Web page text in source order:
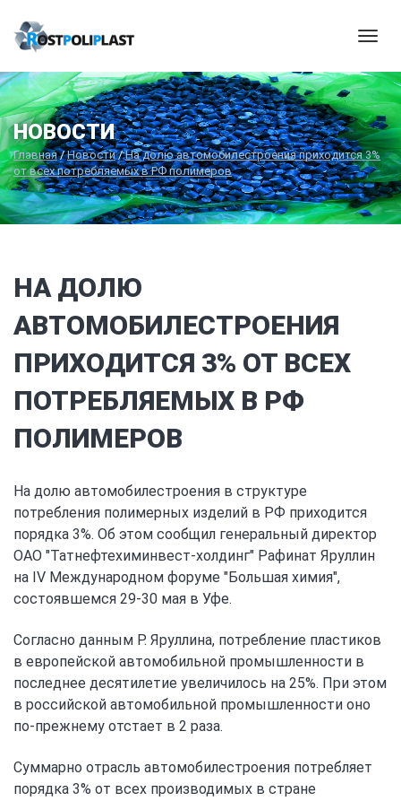
НОВОСТИ
Главная/Новости/На долю автомобилестроения приходится 3%
от всех потребляемых в РФ полимеров
НА ДОЛЮ
АВТОМОБИЛЕСТРОЕНИЯ
ПРИХОДИТСЯ 3% ОТ ВСЕХ
ПОТРЕБЛЯЕМЫХ В РФ
ПОЛИМЕРОВ
На долю автомобилестроения в структуре
потребления полимерных изделий в РФ приходится
порядка 3%. Об этом сообщил генеральный директор
ОАО "Татнефтехиминвест-холдинг" Рафинат Яруллин
на IV Международном форуме "Большая химия",
состоявшемся 29-30 мая в Уфе.
Согласно данным Р. Яруллина, потребление пластиков
в европейской автомобильной промышленности в
последнее десятилетие увеличилось на 25%. При этом
в российской автомобильной промышленности оно
по-прежнему отстает в 2 раза.
Суммарно отрасль автомобилестроения потребляет
порядка 3% от всех производимых в стране